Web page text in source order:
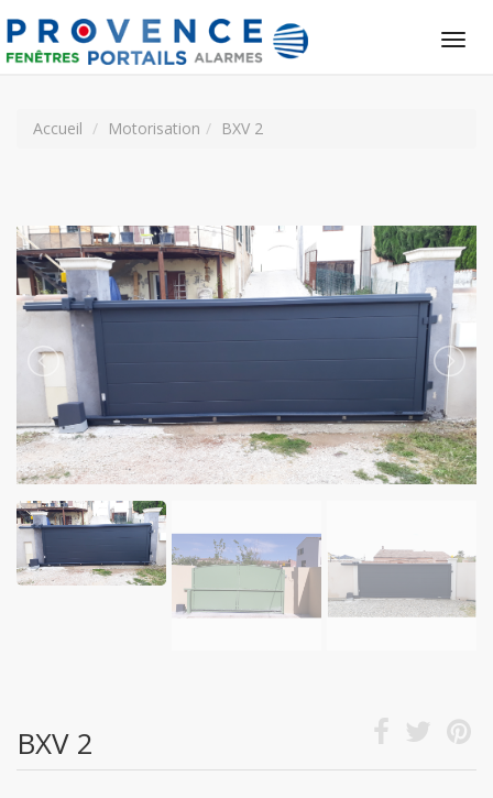
Accueil Motorisation BXV 2
BXV 2